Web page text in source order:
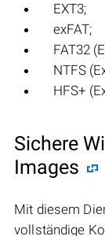
EXT3;
exFAT;
FAT32
NTFS
HFS+
Sichere
Images
Mit diesem
vollständige